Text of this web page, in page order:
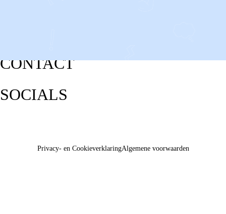
CONTACT
SOCIALS
Privacy- en CookieverklaringAlgemene voorwaarden